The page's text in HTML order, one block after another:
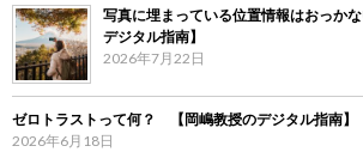
写真に埋まっている位置情報はおっか
デジタル指南】
2026年7月22日
ゼロトラストって何？ 【岡嶋教授のデジタル指南】
2026年6月18日